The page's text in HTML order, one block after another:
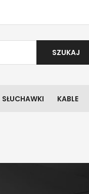
SZUKAJ
SŁUCHAWKI KABLE